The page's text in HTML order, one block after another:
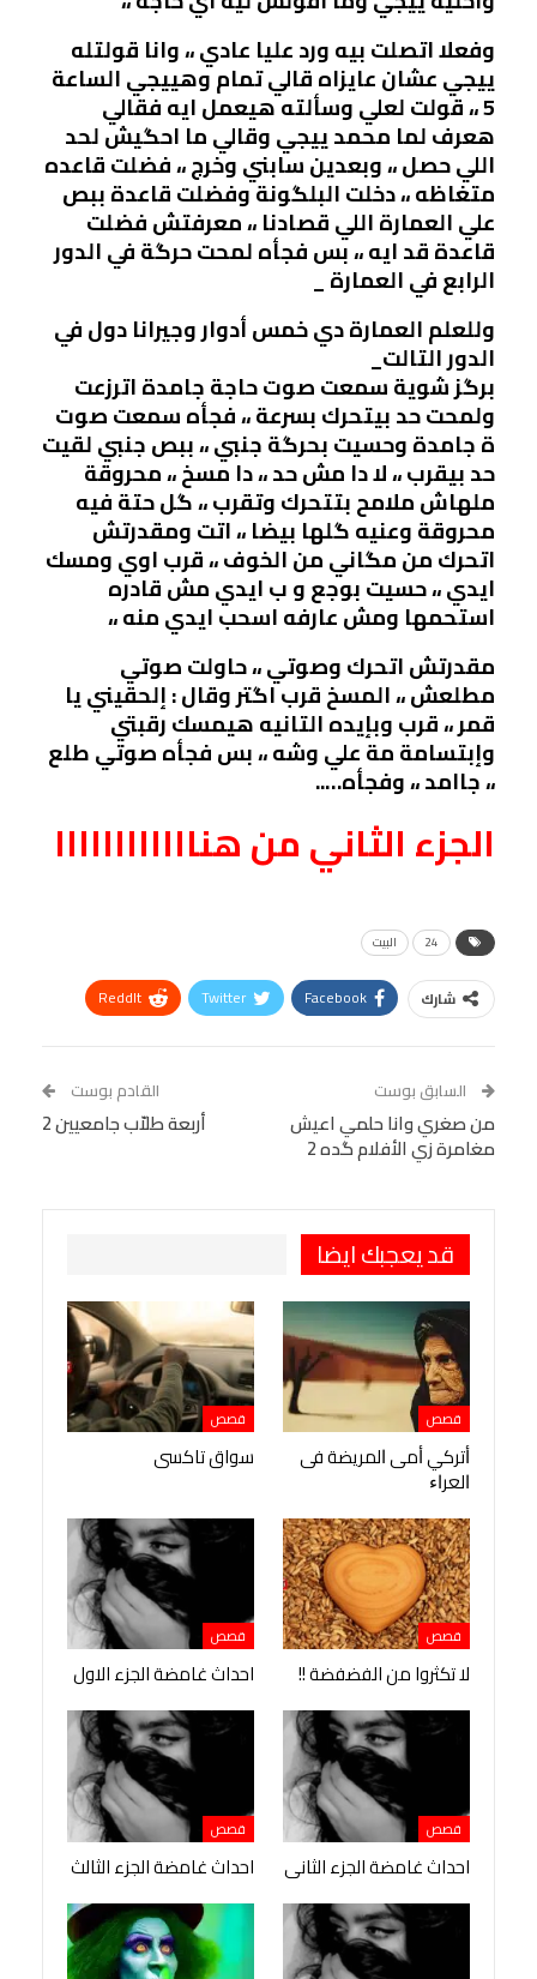
وفعلا اتصلت بيه ورد عليا عادي ،، وانا قولتله
ييجي عشان عايزاه قالي تمام وهييجي الساعة
5 ،، قولت لعلي وسألته هيعمل ايه فقالي
هعرف لما محمد ييجي وقالي ما احگيش لحد
اللي حصل ،، وبعدين سابني وخرج ،، فضلت قاعده
متغاظه ،، دخلت البلگونة وفضلت قاعدة ببص
علي العمارة اللي قصادنا ،، معرفتش فضلت
قاعدة قد ايه ،، بس فجأه لمحت حرگة في الدور
الرابع في العمارة _
وللعلم العمارة دي خمس أدوار وجيرانا دول في
الدور التالت_
برگز شوية سمعت صوت حاجة جامدة اترزعت
ولمحت حد بيتحرك بسرعة ،، فجأه سمعت صوت
ة جامدة وحسيت بحرگة جنبي ،، ببص جنبي لقيت
حد بيقرب ،، لا دا مش حد ،، دا مسخ ،، محروقة
ملهاش ملامح بتتحرك وتقرب ،، گل حتة فيه
محروقة وعنيه گلها بيضا ،، اتت ومقدرتش
اتحرك من مگاني من الخوف ،، قرب اوي ومسك
ايدي ،، حسيت بوجع و ب ايدي مش قادره
استحمها ومش عارفه اسحب ايدي منه ،،
مقدرتش اتحرك وصوتي ،، حاولت صوتي
مطلعش ،، المسخ قرب اگتر وقال : إلحقيني يا
قمر ،، قرب وبإيده التانيه هيمسك رقبتي
وإبتسامة مة علي وشه ،، بس فجأه صوتي طلع
،، جاامد ،، وفجأه…..
الجزء الثاني من هناااااااااااا
24 البيت
شارك Facebook
Twitter
ReddIt
Tumblr
البريد الإلكتروني
StumbleUpon
VK
Digg
LINE
السابق بوست
من صغري وانا حلمي اعيش
مغامرة زي الأفلام گده 2
القادم بوست
أربعة طلاّب جامعيين 2
قد يعجبك ايضا
قصص
ﺃﺗﺮﻛﻲ ﺃﻣﻰ ﺍﻟﻤﺮﻳﻀﺔ ﻓﻰ
ﺍﻟﻌﺮﺍﺀ
قصص
سواق تاكسى
قصص
لا تكثروا من الفضفضة !!
قصص
احداث غامضة الجزء الاول
قصص
احداث غامضة الجزء الثانى
قصص
احداث غامضة الجزء الثالث